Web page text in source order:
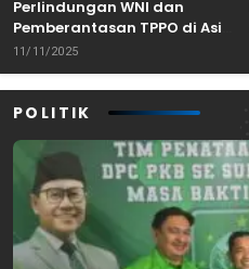
Perlindungan WNI dan
Pemberantasan TPPO di Asia
Tenggara
11/11/2025
POLITIK